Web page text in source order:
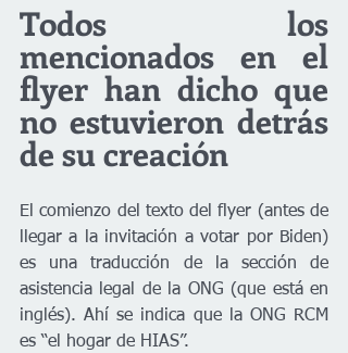
Todos los
mencionados en el
flyer han dicho que
no estuvieron detrás
de su creación
El comienzo del texto del flyer (antes de
llegar a la invitación a votar por Biden)
es una traducción de la sección de
asistencia legal de la ONG (que está en
inglés). Ahí se indica que la ONG RCM
es “el hogar de HIAS”.